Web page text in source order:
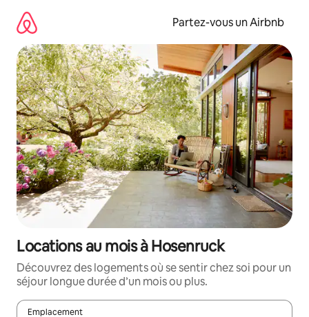
directement
contenu
Partez-vous un Airbnb
Locations au mois à Hosenruck
Découvrez des logements où se sentir chez soi pour un
séjour longue durée d’un mois ou plus.
Emplacement